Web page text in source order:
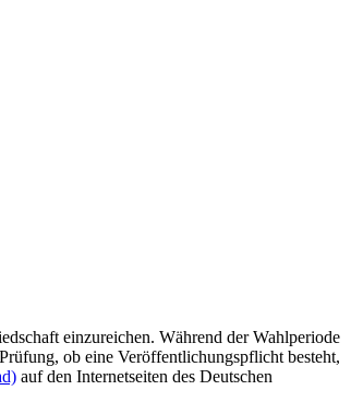
einzureichen. Während der Wahlperiode
ob eine Veröffentlichungspflicht besteht,
auf den Internetseiten des Deutschen